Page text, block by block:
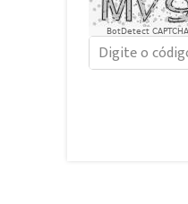
BotDetect